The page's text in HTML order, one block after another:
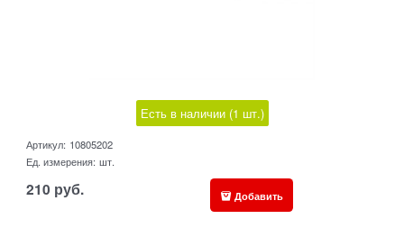
Есть в наличии (1 шт.)
Артикул: 10805202
Ед. измерения: шт.
210 руб. Добавить